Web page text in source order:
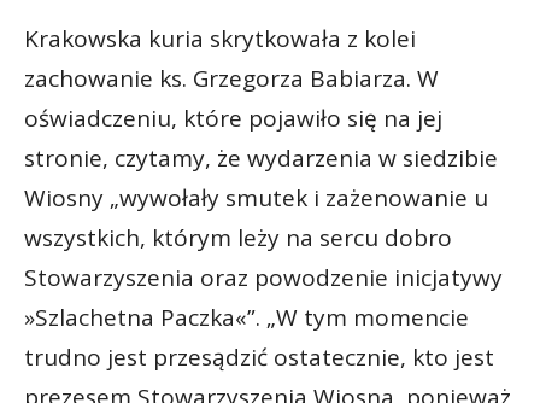
Krakowska kuria skrytkowała z kolei
zachowanie ks. Grzegorza Babiarza. W
oświadczeniu, które pojawiło się na jej
stronie, czytamy, że wydarzenia w siedzibie
Wiosny „wywołały smutek i zażenowanie u
wszystkich, którym leży na sercu dobro
Stowarzyszenia oraz powodzenie inicjatywy
»Szlachetna Paczka«”. „W tym momencie
trudno jest przesądzić ostatecznie, kto jest
prezesem Stowarzyszenia Wiosna, ponieważ